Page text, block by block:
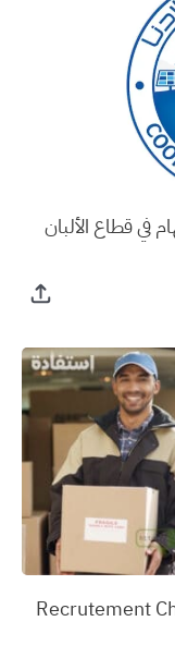
في قطاع الألبان
‏Recrutement